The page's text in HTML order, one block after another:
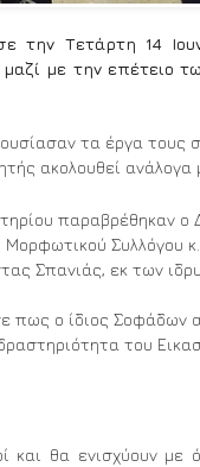
την Τετάρτη 14
με την επέτειο
τα έργα τους
ακολουθεί ανάλογα
παραβρέθηκαν
Συλλόγου
Σπανιάς, εκ των
ο ίδιος Σοφάδων
του
θα ενισχύουν με